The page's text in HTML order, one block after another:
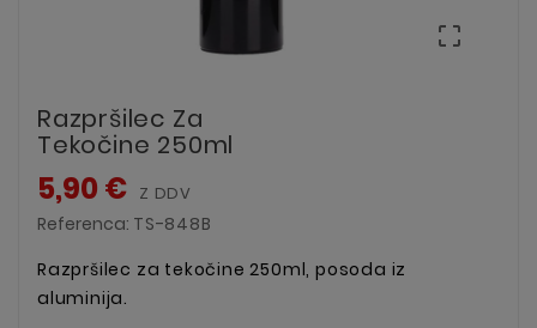

Razpršilec Za
Tekočine 250ml
5,90 € Z DDV
Referenca: TS-848B
Razpršilec za tekočine 250ml, posoda iz
aluminija.